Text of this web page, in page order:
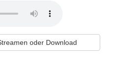
oder Download